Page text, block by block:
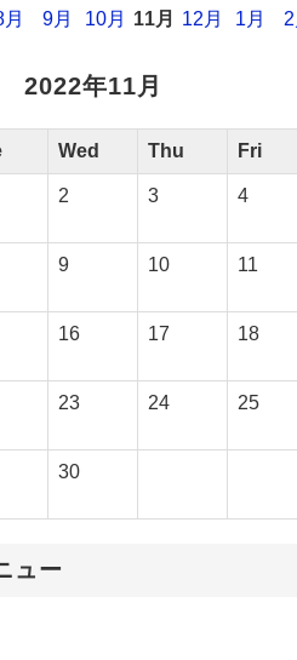
9月 10月 11月 12月 1月
2022年11月
Wed Thu Fri
2 3 4
9 10 11
16 17 18
23 24 25
30
ュー